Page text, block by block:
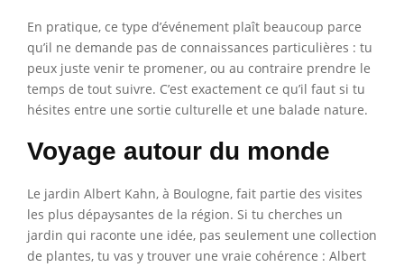
En pratique, ce type d’événement plaît beaucoup parce
qu’il ne demande pas de connaissances particulières : tu
peux juste venir te promener, ou au contraire prendre le
temps de tout suivre. C’est exactement ce qu’il faut si tu
hésites entre une sortie culturelle et une balade nature.
Voyage autour du monde
Le jardin Albert Kahn, à Boulogne, fait partie des visites
les plus dépaysantes de la région. Si tu cherches un
jardin qui raconte une idée, pas seulement une collection
de plantes, tu vas y trouver une vraie cohérence : Albert